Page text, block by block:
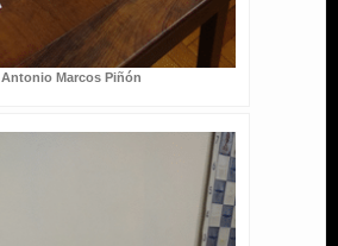
Antonio Marcos Piñón